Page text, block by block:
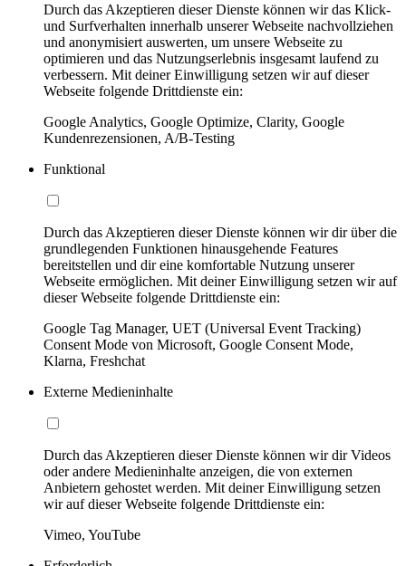
Durch das Akzeptieren dieser Dienste können wir das Klick-
und Surfverhalten innerhalb unserer Webseite nachvollziehen
und anonymisiert auswerten, um unsere Webseite zu
optimieren und das Nutzungserlebnis insgesamt laufend zu
verbessern. Mit deiner Einwilligung setzen wir auf dieser
Webseite folgende Drittdienste ein:
Google Analytics, Google Optimize, Clarity, Google
Kundenrezensionen, A/B-Testing
Funktional
Durch das Akzeptieren dieser Dienste können wir dir über die
grundlegenden Funktionen hinausgehende Features
bereitstellen und dir eine komfortable Nutzung unserer
Webseite ermöglichen. Mit deiner Einwilligung setzen wir auf
dieser Webseite folgende Drittdienste ein:
Google Tag Manager, UET (Universal Event Tracking)
Consent Mode von Microsoft, Google Consent Mode,
Klarna, Freshchat
Externe Medieninhalte
Durch das Akzeptieren dieser Dienste können wir dir Videos
oder andere Medieninhalte anzeigen, die von externen
Anbietern gehostet werden. Mit deiner Einwilligung setzen
wir auf dieser Webseite folgende Drittdienste ein:
Vimeo, YouTube